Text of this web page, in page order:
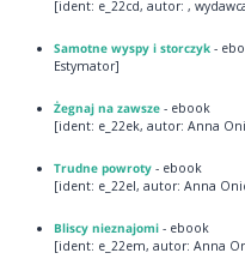
[ident: e_22cd, autor: ,
Samotne wyspy i storczyk-
Estymator]
Żegnaj na zawsze - ebook
[ident: e_22ek, autor: Anna
Trudne powroty- ebook
[ident: e_22el, autor: Anna
Bliscy nieznajomi- ebook
[ident: e_22em, autor: Anna